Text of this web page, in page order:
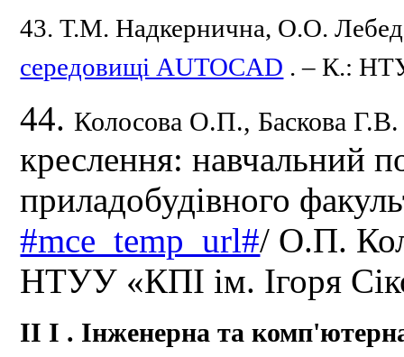
43. Т.М.Надкернична, О.О.
середовищі AUTOCAD .– К.:
44.Колосова О.П., Баскова
креслення: навчальний
приладобудівного
#mce_temp_url#/ О.П.
НТУУ «КПІ ім. Ігоря
II I . Інженерна та